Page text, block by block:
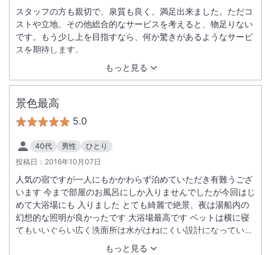
もっと見る
スタッフの方も親切で、泉質も良く、満足出来ました。ただコ
ストや立地、その他総合的なサービスを考えると、物足りない
です。もう少し上を目指すなら、何か驚きがあるようなサービ
スを期待します。
景色最高
5.0
40代 男性
ひとり
投稿日： 2016年10月07日
もっと見る
人気の宿ですが一人にもかかわらず泊めていただき有難うござ
います 今まで部屋のお風呂にしか入りませんでしたが今回はじ
めて大浴場にも 入りました とても綺麗で絶景、夜は湯船内の
幻想的な照明が良かったです 大浴場最高です ベットは横に寝
てもいいぐらい広く洗面所は水がはねにくい設計になっていた
り あまり気にしていなかった部分もいろいろ宿泊者に使いやす